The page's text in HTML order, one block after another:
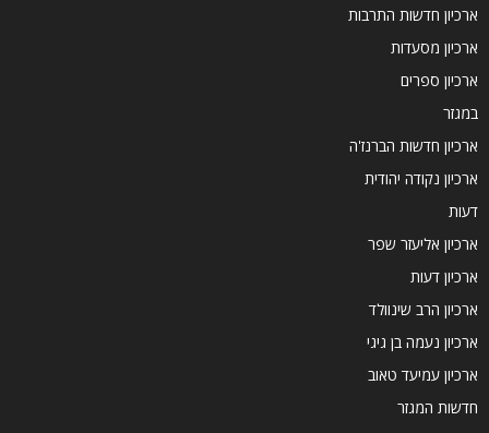
ארכיון חדשות התרבות
ארכיון מסעדות
ארכיון ספרים
במגזר
ארכיון חדשות הברנז'ה
ארכיון נקודה יהודית
דעות
ארכיון אליעזר שפר
ארכיון דעות
ארכיון הרב שינוולד
ארכיון נעמה בן גיגי
ארכיון עמיעד טאוב
חדשות המגזר